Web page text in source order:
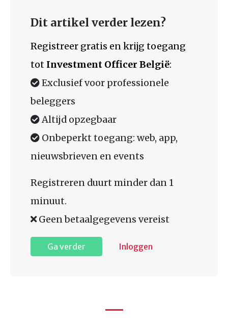
Dit artikel verder lezen?
Registreer gratis en krijg toegang
tot Investment Officer België:
Exclusief voor professionele
beleggers
Altijd opzegbaar
Onbeperkt toegang: web, app,
nieuwsbrieven en events
Registreren duurt minder dan 1
minuut.
Geen betaalgegevens vereist
Ga verder Inloggen